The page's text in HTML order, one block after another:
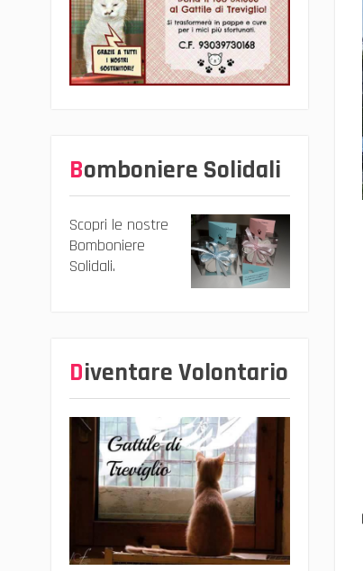
Bomboniere Solidali
Scopri le nostre
Bomboniere
Solidali.
Diventare Volontario